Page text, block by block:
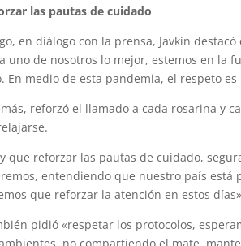
las pautas de cuidado
en diálogo con la prensa, Javkin
uno de nosotros lo mejor, estemos en la
En medio de esta pandemia, el respeto es
reforzó el llamado a cada rosarina y
que reforzar las pautas de cuidado,
entendiendo que nuestro país está
que reforzar la atención en estos
pidió «respetar los protocolos,